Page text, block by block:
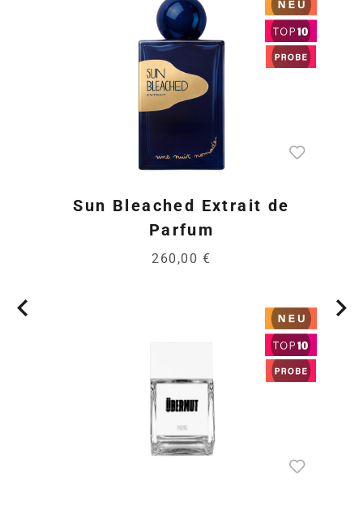
Sun Bleached Extrait de
Parfum
260,00 €